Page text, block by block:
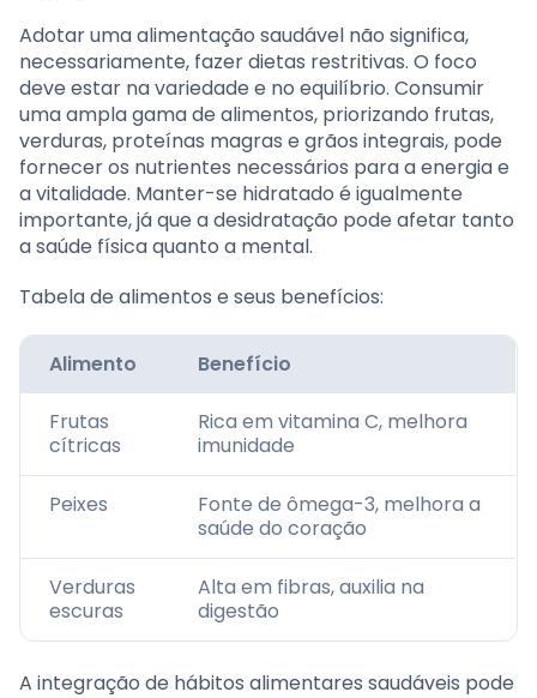
Adotar uma alimentação saudável não significa,
necessariamente, fazer dietas restritivas. O foco
deve estar na variedade e no equilíbrio. Consumir
uma ampla gama de alimentos, priorizando frutas,
verduras, proteínas magras e grãos integrais, pode
fornecer os nutrientes necessários para a energia e
a vitalidade. Manter-se hidratado é igualmente
importante, já que a desidratação pode afetar tanto
a saúde física quanto a mental.
Tabela de alimentos e seus benefícios:
Alimento Benefício
Frutas
cítricas
Rica em vitamina C, melhora
imunidade
Peixes
Fonte de ômega-3, melhora a
saúde do coração
Verduras
escuras
Alta em fibras, auxilia na
digestão
A integração de hábitos alimentares saudáveis pode